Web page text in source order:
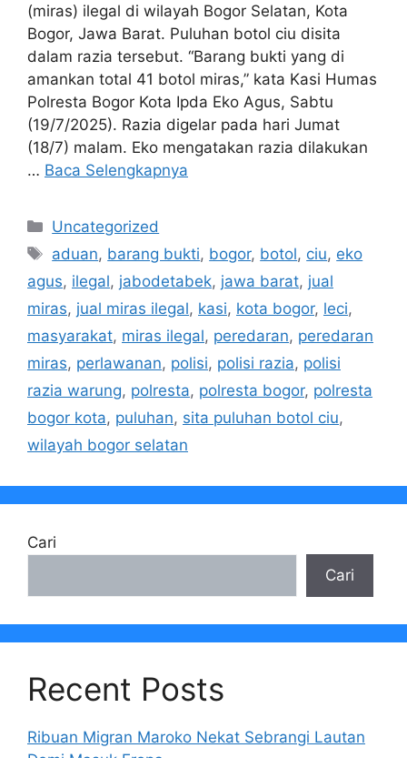
(miras) ilegal di wilayah Bogor Selatan, Kota
Bogor, Jawa Barat. Puluhan botol ciu disita
dalam razia tersebut. “Barang bukti yang di
amankan total 41 botol miras,” kata Kasi Humas
Polresta Bogor Kota Ipda Eko Agus, Sabtu
(19/7/2025). Razia digelar pada hari Jumat
(18/7) malam. Eko mengatakan razia dilakukan
… Baca Selengkapnya
Kategori
Uncategorized
Tag
aduan, barang bukti, bogor, botol, ciu, eko
agus, ilegal, jabodetabek, jawa barat, jual
miras, jual miras ilegal, kasi, kota bogor, leci,
masyarakat, miras ilegal, peredaran, peredaran
miras, perlawanan, polisi, polisi razia, polisi
razia warung, polresta, polresta bogor, polresta
bogor kota, puluhan, sita puluhan botol ciu,
wilayah bogor selatan
Cari
Cari
Recent Posts
Ribuan Migran Maroko Nekat Sebrangi Lautan